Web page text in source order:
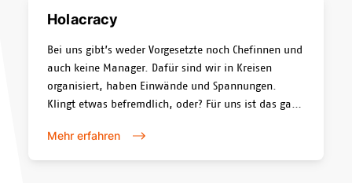
Holacracy
Bei uns gibt’s weder Vorgesetzte noch Chefinnen und
auch keine Manager. Dafür sind wir in Kreisen
organisiert, haben Einwände und Spannungen.
Klingt etwas befremdlich, oder? Für uns ist das ganz
Das ist eine Form der Selbstorganisation.
Mehr erfahren